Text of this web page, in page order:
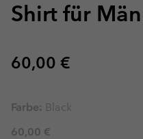
Shirt für
Regular price:
60,00 €
Farbe: Black
60,00 €